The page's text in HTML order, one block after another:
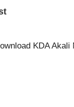
KDA Akali